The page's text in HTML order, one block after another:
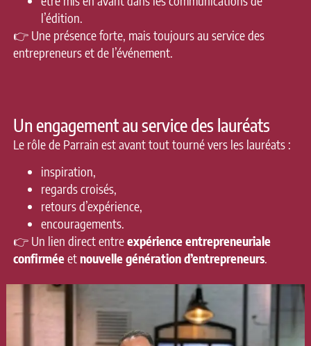
l’édition.
👉 Une présence forte, mais toujours au service des
entrepreneurs et de l’événement.
Un engagement au service des lauréats
Le rôle de Parrain est avant tout tourné vers les lauréats :
inspiration,
regards croisés,
retours d’expérience,
encouragements.
👉 Un lien direct entreexpérience entrepreneuriale
confirméeetnouvelle génération d’entrepreneurs.